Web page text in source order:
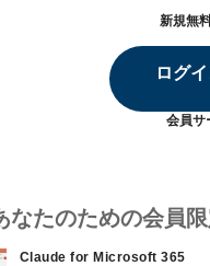
新規無
ログ
会員サ
なたのための会員
Claude for Microsoft 365